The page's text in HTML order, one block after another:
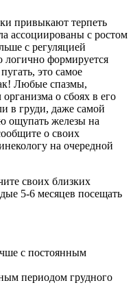
привыкают терпеть
ассоциированы с ростом
с регуляцией
логично формируется
это самое
Любые спазмы,
о сбоях в его
в груди, даже самой
ощупать железы на
о своих
на очередной
своих близких
5-6 месяцев посещать
с постоянным
периодом грудного